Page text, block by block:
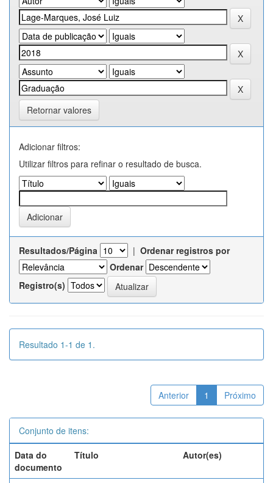
Retornar valores
Adicionar filtros:
Utilizar filtros para refinar o resultado de busca.
Resultados/Página | Ordenar registros por
Ordenar
Registro(s)
Resultado 1-1 de 1.
Anterior 1 Próximo
Conjunto de itens:
Data do
documento
Título Autor(es)